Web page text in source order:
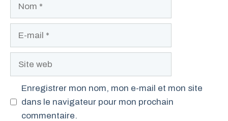
Site
Enregistrer mon nom, mon e-mail et mon site
dans le navigateur pour mon prochain
commentaire.